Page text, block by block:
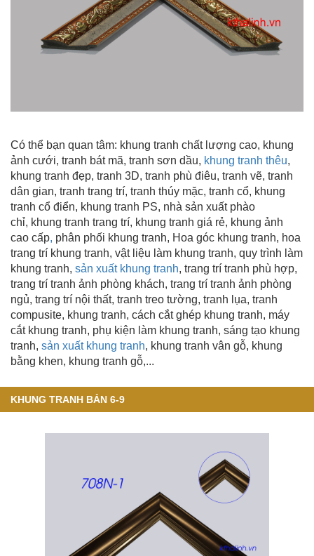
Có thể bạn quan tâm: khung tranh chất lượng cao, khung
ảnh cưới, tranh bát mã, tranh sơn dầu, khung tranh thêu,
khung tranh đẹp, tranh 3D, tranh phù điêu, tranh vẽ, tranh
dân gian, tranh trang trí, tranh thúy mặc, tranh cổ, khung
tranh cổ điển, khung tranh PS, nhà sản xuất phào
chỉ, khung tranh trang trí, khung tranh giá rẻ, khung ảnh
cao cấp, phân phối khung tranh, Hoa góc khung tranh, hoa
trang trí khung tranh, vật liệu làm khung tranh, quy trình làm
khung tranh, sản xuất khung tranh, trang trí tranh phù hợp,
trang trí tranh ảnh phòng khách, trang trí tranh ảnh phòng
ngủ, trang trí nội thất, tranh treo tường, tranh lụa, tranh
compusite, khung tranh, cách cắt ghép khung tranh, máy
cắt khung tranh, phụ kiện làm khung tranh, sáng tạo khung
tranh, sản xuất khung tranh, khung tranh vân gỗ, khung
bằng khen, khung tranh gỗ,...
KHUNG TRANH BẢN 6-9